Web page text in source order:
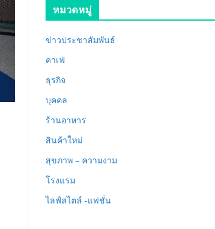
หมวดหมู่
ข่าวประชาสัมพันธ์
คาเฟ่
ธุรกิจ
บุคคล
ร้านอาหาร
สินค้าใหม่
สุขภาพ – ความงาม
โรงแรม
ไลฟ์สไตล์ -แฟชั่น